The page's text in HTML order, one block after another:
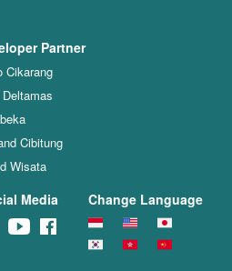
Partner
Cikarang
Cibitung
Wisata
Media Change Language